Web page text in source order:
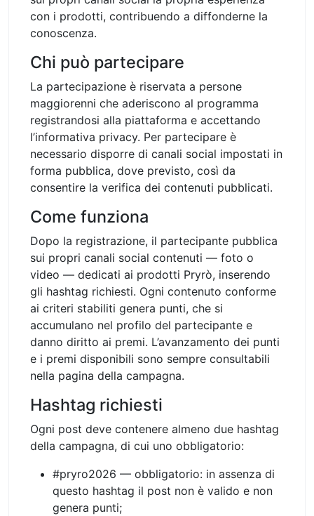
con i prodotti, contribuendo a diffonderne la
conoscenza.
Chi può partecipare
La partecipazione è riservata a persone
maggiorenni che aderiscono al programma
registrandosi alla piattaforma e accettando
l’informativa privacy. Per partecipare è
necessario disporre di canali social impostati in
forma pubblica, dove previsto, così da
consentire la verifica dei contenuti pubblicati.
Come funziona
Dopo la registrazione, il partecipante pubblica
sui propri canali social contenuti — foto o
video — dedicati ai prodotti Pryrò, inserendo
gli hashtag richiesti. Ogni contenuto conforme
ai criteri stabiliti genera punti, che si
accumulano nel profilo del partecipante e
danno diritto ai premi. L’avanzamento dei punti
e i premi disponibili sono sempre consultabili
nella pagina della campagna.
Hashtag richiesti
Ogni post deve contenere almeno due hashtag
della campagna, di cui uno obbligatorio:
#pryro2026 — obbligatorio: in assenza di
questo hashtag il post non è valido e non
genera punti;